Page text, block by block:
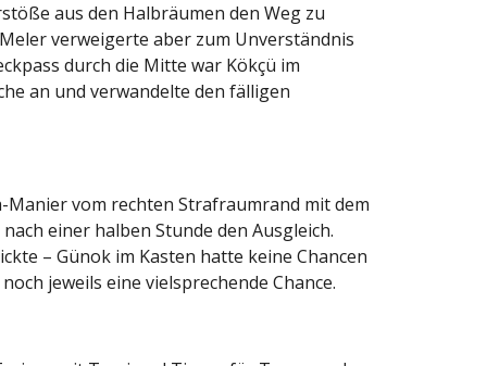
aus den Halbräumen den Weg zu
verweigerte aber zum Unverständnis
durch die Mitte war Kökçü im
an und verwandelte den fälligen
Manier vom rechten Strafraumrand mit dem
einer halben Stunde den Ausgleich.
– Günok im Kasten hatte keine Chancen
jeweils eine vielsprechende Chance.